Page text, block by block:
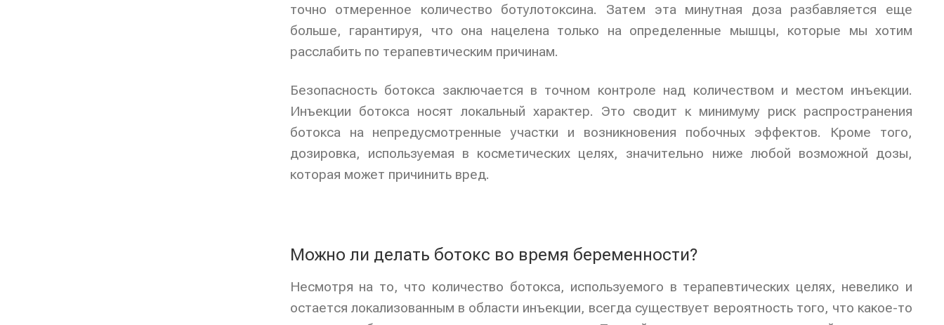
точно отмеренное количество ботулотоксина. Затем эта минутная доза разбавляется еще
больше, гарантируя, что она нацелена только на определенные мышцы, которые мы хотим
расслабить по терапевтическим причинам.
Безопасность ботокса заключается в точном контроле над количеством и местом инъекции.
Инъекции ботокса носят локальный характер. Это сводит к минимуму риск распространения
ботокса на непредусмотренные участки и возникновения побочных эффектов. Кроме того,
дозировка, используемая в косметических целях, значительно ниже любой возможной дозы,
которая может причинить вред.
Можно ли делать ботокс во время беременности?
Несмотря на то, что количество ботокса, используемого в терапевтических целях, невелико и
остается локализованным в области инъекции, всегда существует вероятность того, что какое-то